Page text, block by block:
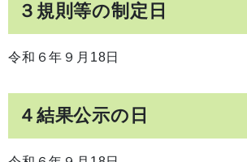
３規則等の制定日
令和６年９月18日
４結果公示の日